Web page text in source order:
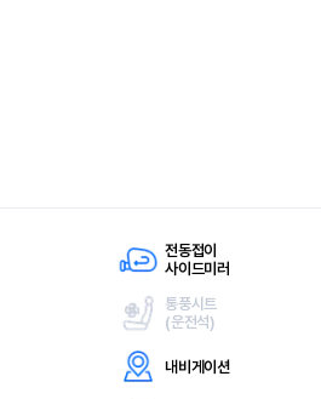
전동접이
사이드미러
통풍시트
(운전석)
내비게이션